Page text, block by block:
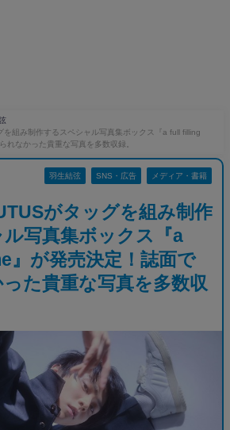
を組み制作するスペシャル写真集ボックス『a full filling
れなかった貴重な写真を多数収録。
羽生結弦 SNS・広告 メディア・書籍
がタッグを組み制作
写真集ボックス『a
が発売決定！誌面で
た貴重な写真を多数収